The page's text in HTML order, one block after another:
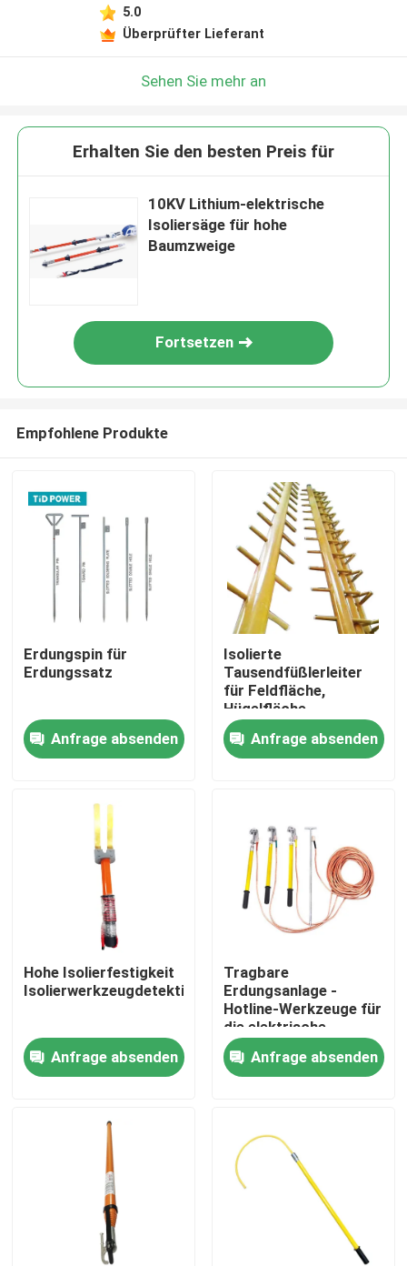
Zu Hause
Werksbesichtigung
Neuigkeiten
Bitte um ein Angebot
Eisenbahnisolator
5.0
Überprüfter Lieferant
Sehen Sie mehr an
Erhalten Sie den besten Preis für
10KV Lithium-elektrische
Isoliersäge für hohe
Baumzweige
Fortsetzen
Empfohlene Produkte
Erdungspin für
Erdungssatz
Anfrage absenden
Isolierte
Tausendfüßlerleiter
für Feldfläche,
Hügelfläche,
Grasfläche usw.
Anfrage absenden
Hohe Isolierfestigkeit
Isolierwerkzeugdetektionselektrode
Anfrage absenden
Tragbare
Erdungsanlage -
Hotline-Werkzeuge für
die elektrische
Sicherheit
Anfrage absenden